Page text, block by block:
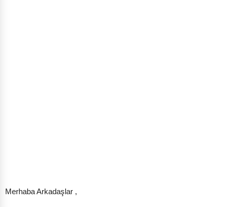
Merhaba Arkadaşlar ,